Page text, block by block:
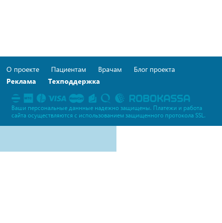
О проекте Пациентам Врачам
Блог проекта
Реклама
Техподдержка
Ваши персональные даннные надежно защищены. Платежи и работа
сайта осуществляются c использованием защищенного протокола SSL.